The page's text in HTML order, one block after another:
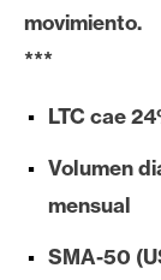
E
e
e
u
movimiento.
***
LTC cae
Volumen
mensual
SMA-50